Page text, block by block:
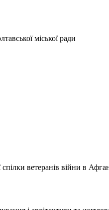
міської ради
спілки ветеранів війни в